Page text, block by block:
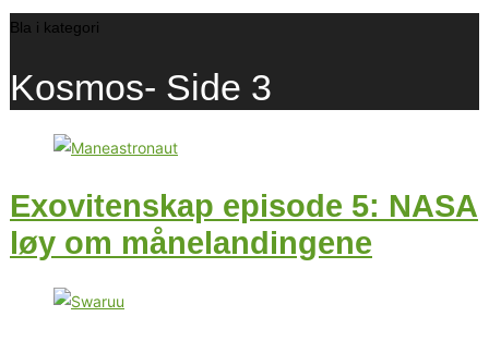
Bla i kategori
Kosmos- Side 3
Exovitenskap episode 5: NASA
løy om månelandingene